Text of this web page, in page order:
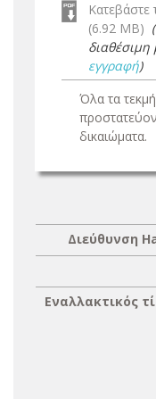
Κατεβάστε
(6.92 MB)
εγγραφή)
Όλα τα
δικαιώματα.
Διεύθυνση
Εναλλακτικός